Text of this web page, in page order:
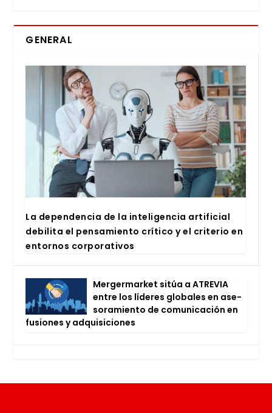
GENERAL
La depen­den­cia de la inte­li­gen­cia arti­fi­cial
debi­li­ta el pen­sa­mien­to crí­ti­co y el cri­te­rio en
entor­nos cor­po­ra­ti­vos
Mer­ger­mar­ket sitúa a ATRE­VIA
entre los líde­res glo­ba­les en ase­
so­ra­mien­to de comu­ni­ca­ción en
fusio­nes y adqui­si­cio­nes